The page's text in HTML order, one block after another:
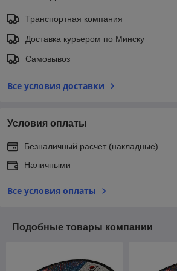
Транспортная компания
Доставка курьером по Минску
Самовывоз
Все условия доставки
Условия оплаты
Безналичный расчет (накладные)
Наличными
Все условия оплаты
Подобные товары компании